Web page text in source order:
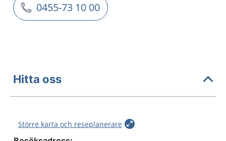
0455-73 10 00
Hitta oss
Större karta och reseplanerare